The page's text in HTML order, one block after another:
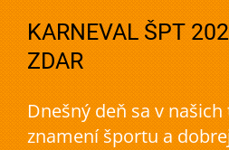
KARNEVAL ŠPT
ZDAR
Dnešný deň sa v
znamení športu a